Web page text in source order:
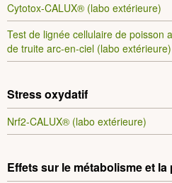
Cytotox-CALUX® (labo extérieure)
Test de lignée cellulaire de poisson
de truite arc-en-ciel (labo extérieure)
Stress oxydatif
Nrf2-CALUX® (labo extérieure)
Effets sur le métabolisme et